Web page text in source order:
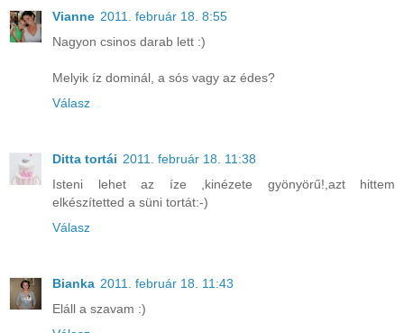
Vianne 2011. február 18. 8:55
Nagyon csinos darab lett :)
Melyik íz dominál, a sós vagy az édes?
Válasz
Ditta tortái 2011. február 18. 11:38
Isteni lehet az íze ,kinézete gyönyörű!,azt hittem
elkészítetted a süni tortát:-)
Válasz
Bianka 2011. február 18. 11:43
Eláll a szavam :)